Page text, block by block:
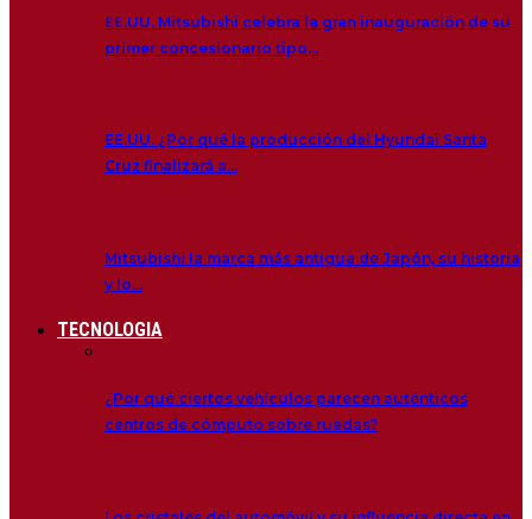
EE.UU. Mitsubishi celebra la gran inauguración de su
primer concesionario tipo…
EE.UU. ¿Por qué la producción del Hyundai Santa
Cruz finalizará a…
Mitsubishi la marca más antigua de Japón, su historia
y lo…
TECNOLOGIA
¿Por qué ciertos vehículos parecen auténticos
centros de cómputo sobre ruedas?